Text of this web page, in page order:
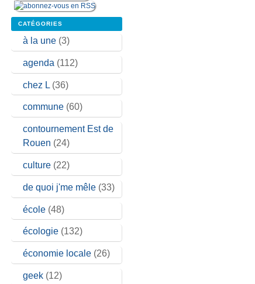
CATÉGORIES
à la une (3)
agenda (112)
chez L (36)
commune (60)
contournement Est de
Rouen (24)
culture (22)
de quoi j'me mêle (33)
école (48)
écologie (132)
économie locale (26)
geek (12)